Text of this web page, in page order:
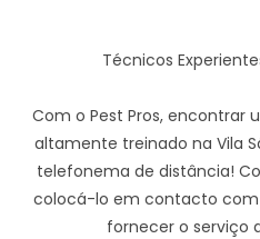
Técnicos
Com o Pest Pros, encontrar
altamente treinado na Vila
telefonema de distância!
colocá-lo em contacto
fornecer o serviço